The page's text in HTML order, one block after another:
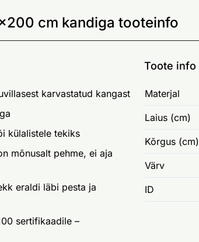
cm kandiga tooteinfo
karvastatud kangast
külalistele tekiks
mõnusalt pehme, ei aja
eraldi läbi pesta ja
sertifikaadile –
Toote info
Materjal
Laius (cm)
Kõrgus (cm)
Värv
ID